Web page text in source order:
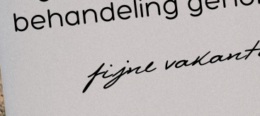
junior functioneert optimaal als hij in een stevige
gedragen.
De schaal, die de basis vormt van de brace,
ondersteuning voor de
dat zelf de optimale pasvorm kan worden
volgorde sluiten van de banden.
mechanische, ondersteuning elastische banden